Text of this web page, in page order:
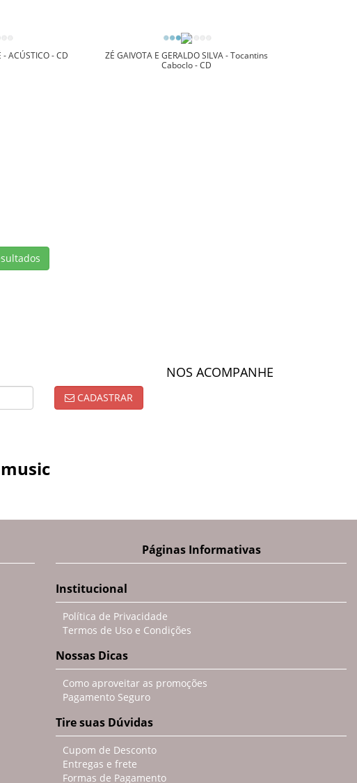
- ACÚSTICO - CD
ZÉ GAIVOTA E GERALDO SILVA - Tocantins
Caboclo - CD
CADASTRAR
NOS ACOMPANHE
Páginas Informativas
Institucional
Política de Privacidade
Termos de Uso e Condições
Nossas Dicas
Como aproveitar as promoções
Pagamento Seguro
Tire suas Dúvidas
Cupom de Desconto
Entregas e frete
Formas de Pagamento